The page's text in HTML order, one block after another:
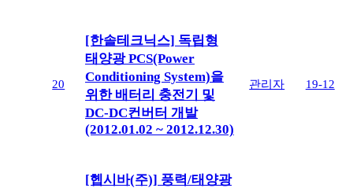
20
[한솔테크닉스] 독립형
태양광 PCS(Power
Conditioning System)을
위한 배터리 충전기 및
DC-DC컨버터 개발
(2012.01.02 ~ 2012.12.30)
관리자 19-12
[헵시바(주)] 풍력/태양광